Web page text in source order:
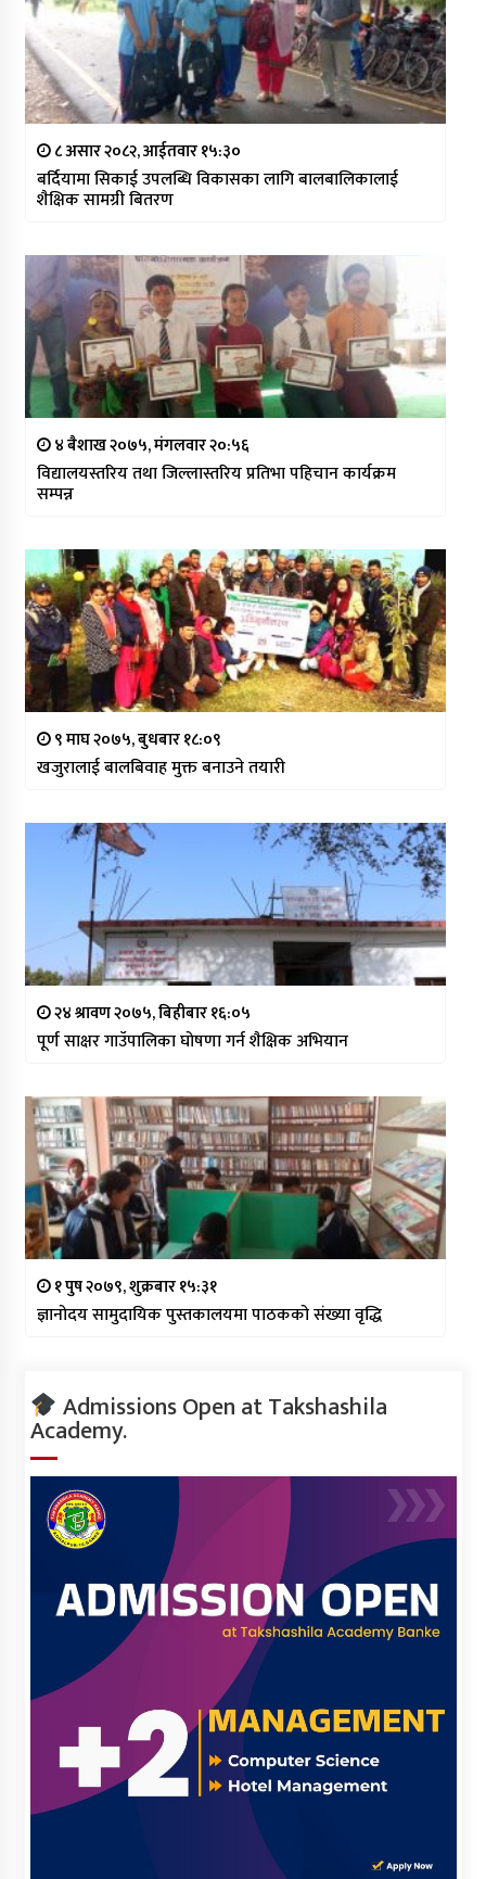
८ असार २०८२, आईतवार १५:३०
बर्दियामा सिकाई उपलब्धि विकासका लागि बालबालिकालाई
शैक्षिक सामग्री बितरण
४ बैशाख २०७५, मंगलवार २०:५६
विद्यालयस्तरिय तथा जिल्लास्तरिय प्रतिभा पहिचान कार्यक्रम
सम्पन्न
९ माघ २०७५, बुधबार १८:०९
खजुरालाई बालबिवाह मुक्त बनाउने तयारी
२४ श्रावण २०७५, बिहीबार १६:०५
पूर्ण साक्षर गाउँपालिका घोषणा गर्न शैक्षिक अभियान
१ पुष २०७९, शुक्रबार १५:३१
ज्ञानोदय सामुदायिक पुस्तकालयमा पाठकको संख्या वृद्धि
Admissions Open at Takshashila
Academy.